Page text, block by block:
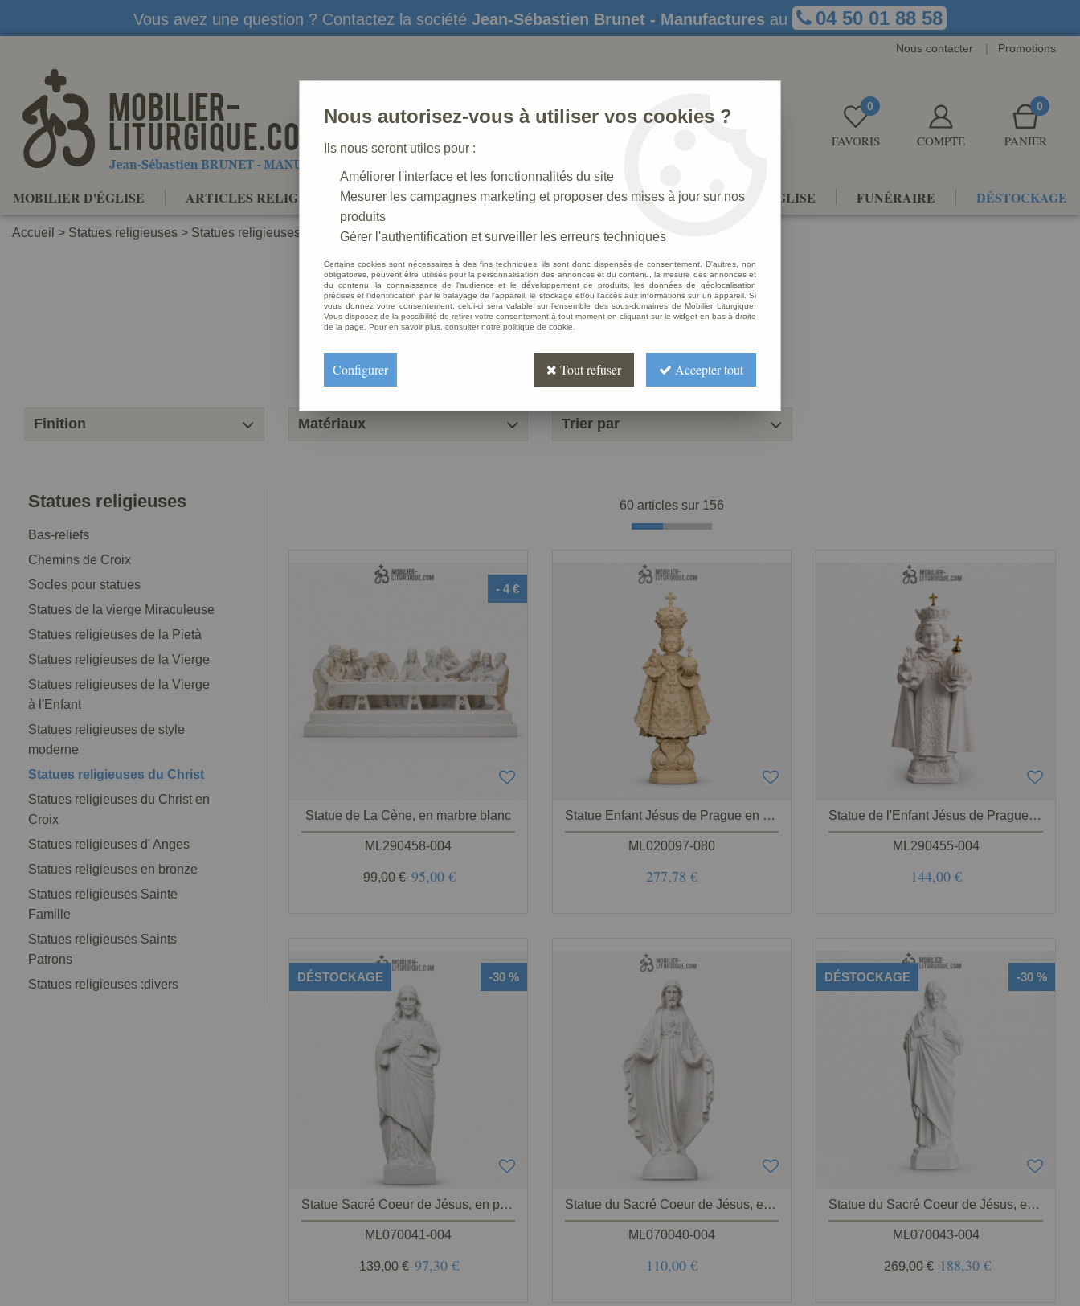
Vous avez une question ? Contactez la société Jean-Sébastien Brunet - Manufactures au 04 50 01 88 58
Nous contacter | Promotions
0
FAVORIS COMPTE
0
PANIER
MOBILIER D'ÉGLISE ARTICLES RELIGIEUX STATUES CRÈCHES DE NOËL AMÉNAGEMENTS D'ÉGLISE FUNÉRAIRE DÉSTOCKAGE
Accueil > Statues religieuses > Statues religieuses du Christ
Statues religieuses du Christ
Statue religieuse du Christ
Finition Matériaux Trier par
Statues religieuses
Bas-reliefs
Chemins de Croix
Socles pour statues
Statues de la vierge Miraculeuse
Statues religieuses de la Pietà
Statues religieuses de la Vierge
Statues religieuses de la Vierge
à l'Enfant
Statues religieuses de style
moderne
Statues religieuses du Christ
Statues religieuses du Christ en
Croix
Statues religieuses d' Anges
Statues religieuses en bronze
Statues religieuses Sainte
Famille
Statues religieuses Saints
Patrons
Statues religieuses :divers
60 articles sur 156
- 4 €
Statue de La Cène, en marbre blanc
ML290458-004
99,00 €95,00 €
Statue Enfant Jésus de Prague en bois naturel
ML020097-080
277,78 €
Statue de l'Enfant Jésus de Prague, en marbre blanc
ML290455-004
144,00 €
DÉSTOCKAGE -30 %
Statue Sacré Coeur de Jésus, en poudre de marbre reconstitué synthétique 30-40 cm
ML070041-004
139,00 €97,30 €
Statue du Sacré Coeur de Jésus, en marbre blanc
ML070040-004
110,00 €
DÉSTOCKAGE -30 %
Statue du Sacré Coeur de Jésus, en résine de poudre de marbre,45 cm
ML070043-004
269,00 € 188,30 €
Nous autorisez-vous à utiliser vos cookies ?
Ils nous seront utiles pour :
Améliorer l'interface et les fonctionnalités du site
Mesurer les campagnes marketing et proposer des mises à jour sur nos
produits
Gérer l'authentification et surveiller les erreurs techniques
Certains cookies sont nécessaires à des fins techniques, ils sont donc dispensés de consentement. D'autres, non
obligatoires, peuvent être utilisés pour la personnalisation des annonces et du contenu, la mesure des annonces et
du contenu, la connaissance de l'audience et le développement de produits, les données de géolocalisation
précises et l'identification par le balayage de l'appareil, le stockage et/ou l'accès aux informations sur un appareil. Si
vous donnez votre consentement, celui-ci sera valable sur l’ensemble des sous-domaines de Mobilier Liturgique.
Vous disposez de la possibilité de retirer votre consentement à tout moment en cliquant sur le widget en bas à droite
de la page. Pour en savoir plus, consulter notre politique de cookie.
Configurer Tout refuser Accepter tout